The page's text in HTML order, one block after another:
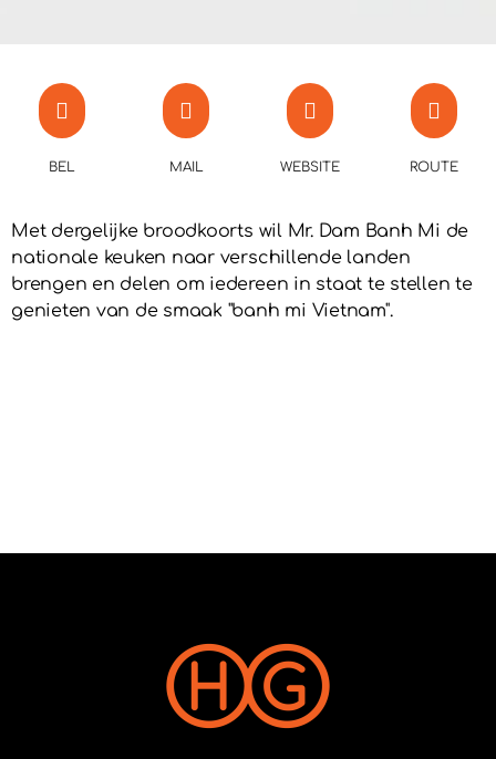
BEL MAIL WEBSITE ROUTE
Met dergelijke broodkoorts wil Mr. Dam Banh Mi de
nationale keuken naar verschillende landen
brengen en delen om iedereen in staat te stellen te
genieten van de smaak "banh mi Vietnam".